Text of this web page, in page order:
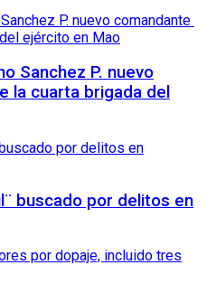
Sanchez P. nuevo
la cuarta brigada del
buscado por delitos en